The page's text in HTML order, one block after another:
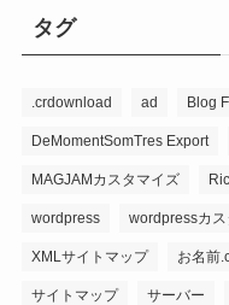
タグ
.crdownload ad Blog
DeMomentSomTres Export
MAGJAMカスタマイズ
wordpress wordpressカ
XMLサイトマップ お名前
サイトマップ サーバー